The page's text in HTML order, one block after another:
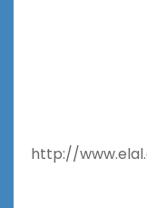
http://